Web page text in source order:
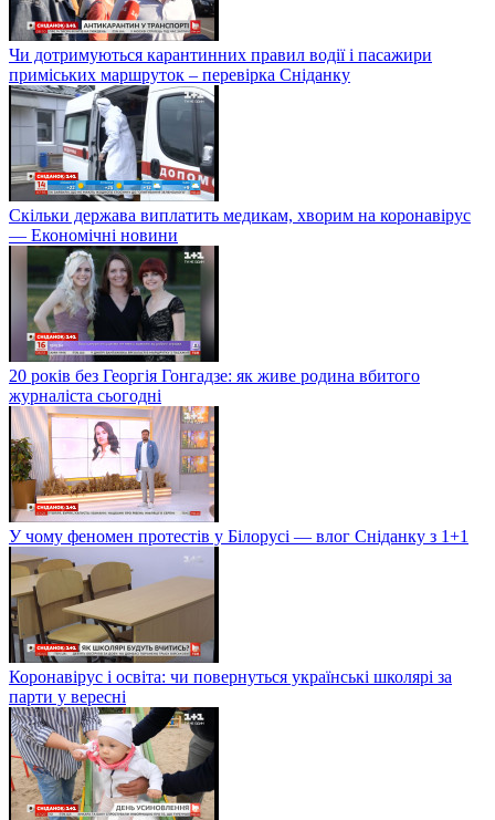
Чи дотримуються карантинних правил водії і пасажири
приміських маршруток – перевірка Сніданку
Скільки держава виплатить медикам, хворим на коронавірус
— Економічні новини
20 років без Георгія Гонгадзе: як живе родина вбитого
журналіста сьогодні
У чому феномен протестів у Білорусі — влог Сніданку з 1+1
Коронавірус і освіта: чи повернуться українські школярі за
парти у вересні